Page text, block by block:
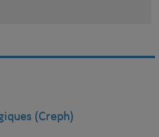
(Creph)